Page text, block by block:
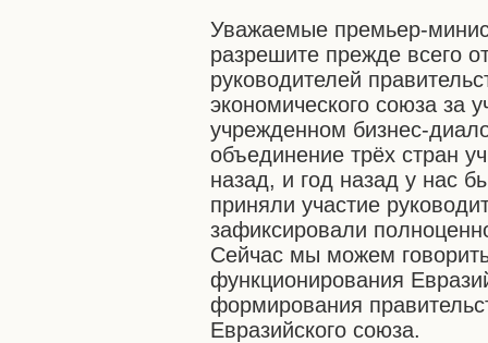
Уважаемые премьер-
разрешите прежде всего
руководителей
экономического союза за
учрежденном бизнес-
объединение трёх стран
назад, и год назад у нас
приняли участие
зафиксировали
Сейчас мы можем
функционирования
формирования
Евразийского союза.